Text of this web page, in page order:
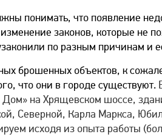
понимать, что появление
законов, которые не
по разным причинам и
брошенных объектов, к
что они в городе существуют.
Дом» на Хрящевском шоссе,
Северной, Карла Маркса,
исходя из опыта работы